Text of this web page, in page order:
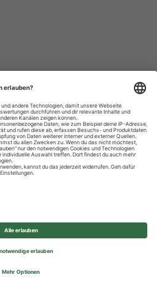
Einstellungen
- All rights reserved